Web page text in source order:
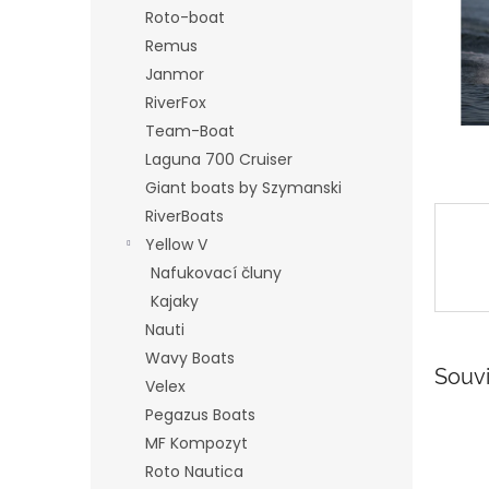
Roto-boat
Remus
Janmor
RiverFox
Team-Boat
Laguna 700 Cruiser
Giant boats by Szymanski
RiverBoats
Yellow V
Nafukovací čluny
Kajaky
Nauti
Wavy Boats
Velex
Pegazus Boats
MF Kompozyt
Roto Nautica